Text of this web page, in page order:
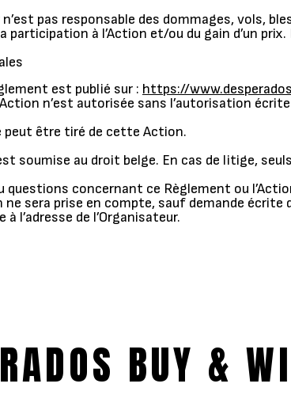
n’est pas responsable des dommages, vols,
participation à l’Action et/ou du gain d’un
est publié sur : https://
n’est autorisée sans l’autorisation écrite
peut être tiré de cette Action.
soumise au droit belge. En cas de litige,
questions concernant ce Règlement ou
sera prise en compte, sauf demande
l’adresse de l’Organisateur.
BUY &